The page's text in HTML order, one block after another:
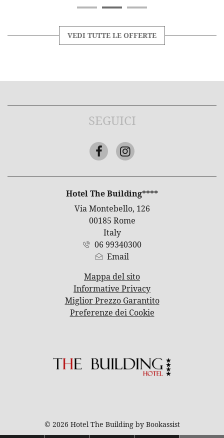
VEDI TUTTE LE OFFERTE
INDIRIZZOHotel The Building****
Via Montebello, 126
00185 Rome
Italy
06 99340300
Email
Mappa del sito
Informative Privacy
Miglior Prezzo Garantito
Preferenze dei Cookie
SEGUICI
FacebookInstagram
© 2026 Hotel The Building by Bookassist